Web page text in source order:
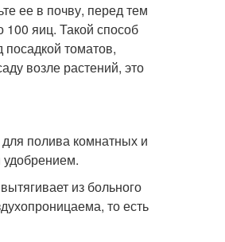
ее в почву, перед тем
100 яиц. Такой способ
томатов,
возле растений, это
для полива комнатных и
из больного
то есть